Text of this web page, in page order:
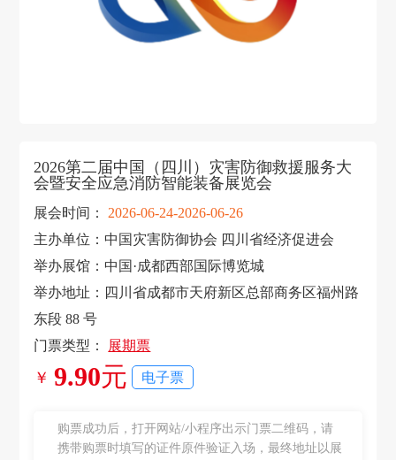
2026第二届中国（四川）灾害防御救援服务大
会暨安全应急消防智能装备展览会
展会时间： 2026-06-24-2026-06-26
主办单位：中国灾害防御协会 四川省经济促进会
举办展馆：中国·成都西部国际博览城
举办地址：四川省成都市天府新区总部商务区福州路
东段 88 号
门票类型： 展期票
￥ 9.90元 电子票
购票成功后，打开网站/小程序出示门票二维码，请
携带购票时填写的证件原件验证入场，最终地址以展